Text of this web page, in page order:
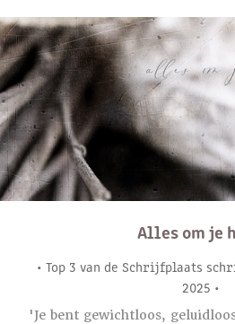
Alles om je
• Top 3 van de Schrijfplaats
2025 •
'Je bent gewichtloos,